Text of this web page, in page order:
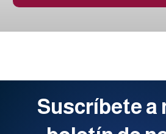
Suscríbete a